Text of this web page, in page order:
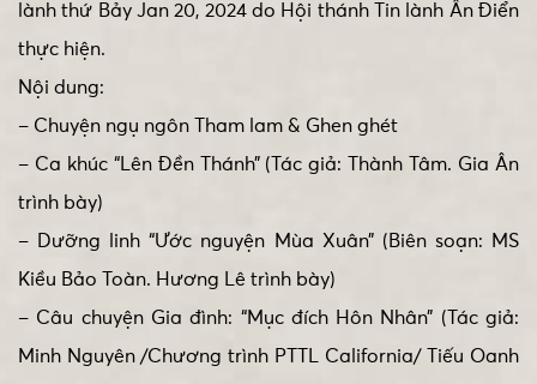
lành thứ Bảy Jan 20, 2024 do Hội thánh Tin lành Ân Điển
thực hiện.
Nội dung:
– Chuyện ngụ ngôn Tham lam & Ghen ghét
– Ca khúc “Lên Đền Thánh” (Tác giả: Thành Tâm. Gia Ân
trình bày)
– Dưỡng linh “Ước nguyện Mùa Xuân” (Biên soạn: MS
Kiều Bảo Toàn. Hương Lê trình bày)
– Câu chuyện Gia đình: “Mục đích Hôn Nhân” (Tác giả:
Minh Nguyên /Chương trình PTTL California/ Tiếu Oanh